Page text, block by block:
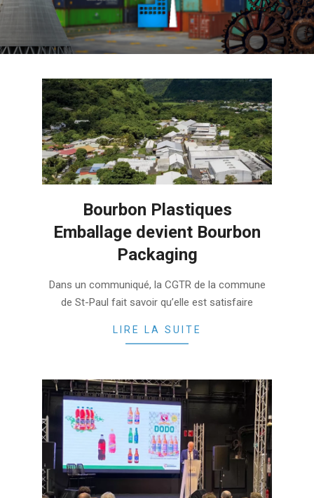
Bourbon Plastiques
Emballage devient Bourbon
Packaging
01-
Dans un communiqué, la CGTR de la commune
de St-Paul fait savoir qu’elle est satisfaire
LIRE LA SUITE